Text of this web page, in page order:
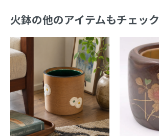
火鉢の他のアイテムもチェック